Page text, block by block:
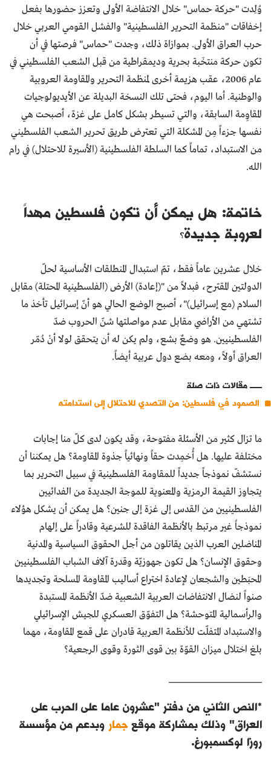
وُلِدت "حركة حماس" خلال الانتفاضة الأولى وتعزز حضورها بفعل
إخفاقات "منظمة التحرير الفلسطينية" والفشل القومي العربي خلال
حرب العراق الأولى. بموازاة ذلك، وجدت "حماس" فرصتها في أن
تكون حركة منتخَبة بحرية وديمقراطية من قبل الشعب الفلسطيني في
عام 2006، عقب هزيمة أخرى لمنظمة التحرير والمقاومة العروبية
والوطنية. أما اليوم، فحتى تلك النسخة البديلة عن الأيديولوجيات
المقاوِمة السابقة، والتي تسيطر بشكل كامل على غزة، أصبحت هي
نفسها جزءاً مِن المشكلة التي تعترض طريق تحرير الشعب الفلسطيني
من الاستبداد، تماماً كما السلطة الفلسطينية (الأسيرة للاحتلال) في رام
الله.
خاتمة: هل يمكن أن تكون فلسطين مهداً
لعروبة جديدة؟
خلال عشرين عاماً فقط، تمّ استبدال المنطلقات الأساسية لحلّ
الدولتين المقترح، فبدلاً من "(إعادة) الأرض (الفلسطينية المحتلة) مقابل
السلام (مع إسرائيل)"، أصبح الوضع الحالي هو أنّ إسرائيل تأخذ ما
تشتهي من الأراضي مقابل عدم مواصلتها شنّ الحروب ضدّ
الفلسطينيين. هو وضعٌ بشع، ولم يكن له أن يتحقق لولا أنْ دُمّر
العراق أولاً، ومعه بضع دول عربية أيضاً.
مقالات ذات صلة
الصمود في فلسطين: من التصدي للاحتلال إلى استدامته
ما تزال كثير من الأسئلة مفتوحة، وقد يكون لدى كلّ منا إجابات
مختلفة عليها. هل أُخمِدت حقاً ونهائياً جذوة المقاومة؟ هل يمكننا أن
نستشفّ نموذجاً جديداً للمقاومة الفلسطينية في سبيل التحرير بما
يتجاوز القيمة الرمزية والمعنوية للموجة الجديدة من الفدائيين
الفلسطينيين من القدس إلى غزة إلى جنين؟ هل يمكن أن يشكل هؤلاء
نموذجاً غير مرتبط بالأنظمة الفاقدة للشرعية وقادراً على إلهام
المناضلين العرب الذين يقاتلون من أجل الحقوق السياسية والمدنية
وحقوق الإنسان؟ هل تكون جهوزيّة وقدرة آلاف الشباب الفلسطينيين
المحبَطين والشجعان لإعادة اختراع أساليب المقاومة المسلحة وتجديدها
صنواً لنضال الانتفاضات العربية الشعبية ضدّ الأنظمة المستبدة
والرأسمالية المتوحشة؟ هل التفوّق العسكري للجيش الإسرائيلي
والاستبداد المتفلّت للأنظمة العربية قادران على قمع المقاومة، مهما
بلغ اختلال ميزان القوّة بين قوى الثورة وقوى الرجعية؟
*النص الثاني من دفتر "عشرون عاما على الحرب على
العراق" وذلك بمشاركة موقع جمار وبدعم من مؤسسة
روزا لوكسمبورغ.